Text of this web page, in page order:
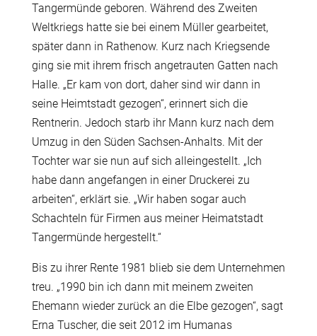
Tangermünde geboren. Während des Zweiten
Weltkriegs hatte sie bei einem Müller gearbeitet,
später dann in Rathenow. Kurz nach Kriegsende
ging sie mit ihrem frisch angetrauten Gatten nach
Halle. „Er kam von dort, daher sind wir dann in
seine Heimtstadt gezogen“, erinnert sich die
Rentnerin. Jedoch starb ihr Mann kurz nach dem
Umzug in den Süden Sachsen-Anhalts. Mit der
Tochter war sie nun auf sich alleingestellt. „Ich
habe dann angefangen in einer Druckerei zu
arbeiten“, erklärt sie. „Wir haben sogar auch
Schachteln für Firmen aus meiner Heimatstadt
Tangermünde hergestellt.“
Bis zu ihrer Rente 1981 blieb sie dem Unternehmen
treu. „1990 bin ich dann mit meinem zweiten
Ehemann wieder zurück an die Elbe gezogen“, sagt
Erna Tuscher, die seit 2012 im Humanas